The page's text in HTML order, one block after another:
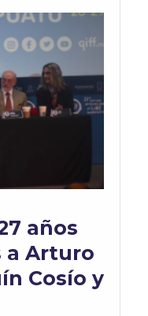
años
a Arturo
Cosío y